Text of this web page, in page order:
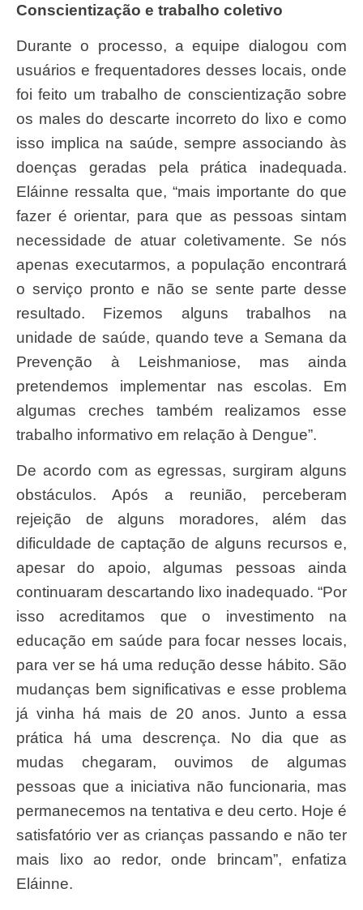
Conscientização e trabalho coletivo
Durante o processo, a equipe dialogou com
usuários e frequentadores desses locais, onde
foi feito um trabalho de conscientização sobre
os males do descarte incorreto do lixo e como
isso implica na saúde, sempre associando às
doenças geradas pela prática inadequada.
Eláinne ressalta que, “mais importante do que
fazer é orientar, para que as pessoas sintam
necessidade de atuar coletivamente. Se nós
apenas executarmos, a população encontrará
o serviço pronto e não se sente parte desse
resultado. Fizemos alguns trabalhos na
unidade de saúde, quando teve a Semana da
Prevenção à Leishmaniose, mas ainda
pretendemos implementar nas escolas. Em
algumas creches também realizamos esse
trabalho informativo em relação à Dengue”.
De acordo com as egressas, surgiram alguns
obstáculos. Após a reunião, perceberam
rejeição de alguns moradores, além das
dificuldade de captação de alguns recursos e,
apesar do apoio, algumas pessoas ainda
continuaram descartando lixo inadequado. “Por
isso acreditamos que o investimento na
educação em saúde para focar nesses locais,
para ver se há uma redução desse hábito. São
mudanças bem significativas e esse problema
já vinha há mais de 20 anos. Junto a essa
prática há uma descrença. No dia que as
mudas chegaram, ouvimos de algumas
pessoas que a iniciativa não funcionaria, mas
permanecemos na tentativa e deu certo. Hoje é
satisfatório ver as crianças passando e não ter
mais lixo ao redor, onde brincam”, enfatiza
Eláinne.